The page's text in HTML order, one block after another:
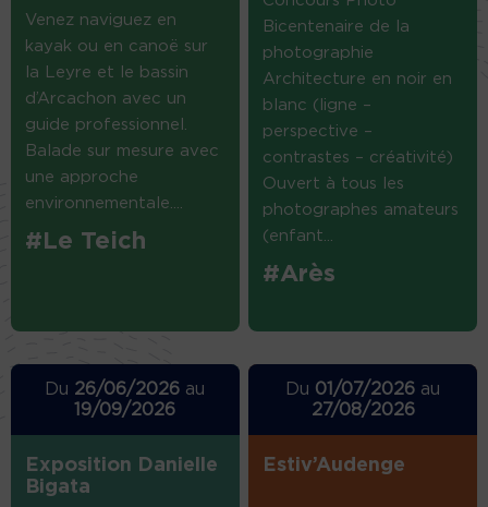
Venez naviguez en
kayak ou en canoë sur
la Leyre et le bassin
d’Arcachon avec un
guide professionnel.
Balade sur mesure avec
une approche
environnementale....
#Le Teich
Bicentenaire de la
photographie
Architecture en noir en
blanc (ligne –
perspective –
contrastes – créativité)
Ouvert à tous les
photographes amateurs
(enfant...
#Arès
Du 26/06/2026 au
19/09/2026
Exposition Danielle
Bigata
Du 01/07/2026 au
27/08/2026
Estiv’Audenge